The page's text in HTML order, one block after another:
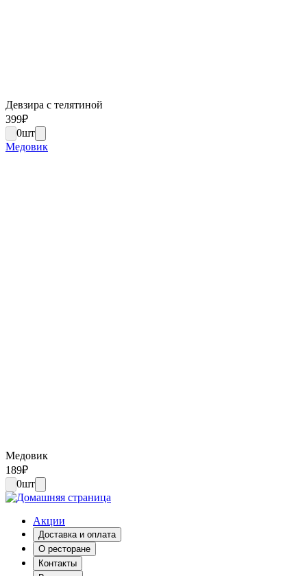
Девзира с телятиной
399₽
0шт
Медовик
Медовик
189₽
0шт
Акции
Доставка и оплата
О ресторане
Контакты